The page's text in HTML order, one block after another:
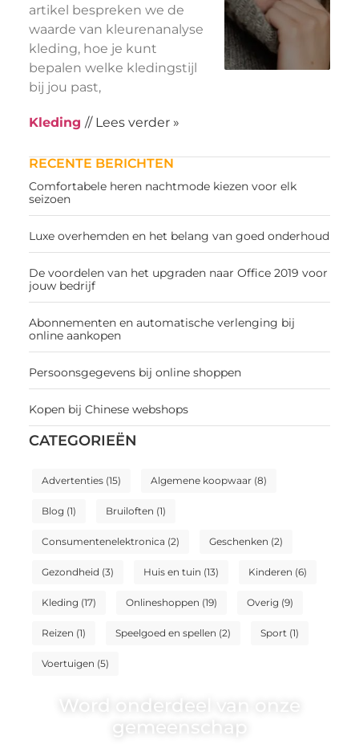
RECENTE BERICHTEN
Comfortabele heren nachtmode kiezen voor elk
seizoen
Luxe overhemden en het belang van goed onderhoud
De voordelen van het upgraden naar Office 2019 voor
jouw bedrijf
Abonnementen en automatische verlenging bij
online aankopen
Persoonsgegevens bij online shoppen
Kopen bij Chinese webshops
CATEGORIEËN
Advertenties(15) Algemene koopwaar(8)
Blog (1) Bruiloften (1)
Consumentenelektronica (2) Geschenken (2)
Gezondheid (3) Huis en tuin (13) Kinderen (6)
Kleding (17) Onlineshoppen (19) Overig (9)
Reizen (1) Speelgoed en spellen (2) Sport(1)
Voertuigen (5)
Word onderdeel van onze
gemeenschap
artikel bespreken we de
waarde van kleurenanalyse
kleding, hoe je kunt
bepalen welke kledingstijl
bij jou past,
Kleding // Lees verder »